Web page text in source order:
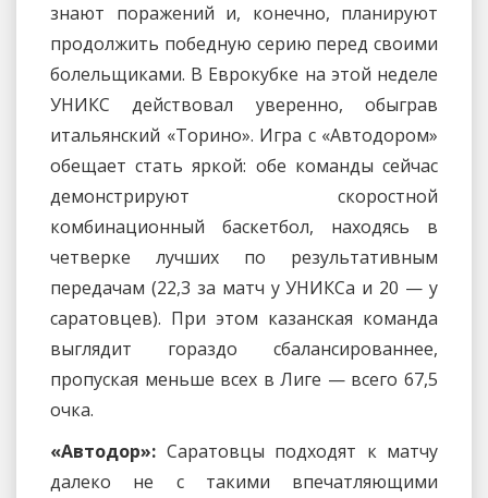
знают поражений и, конечно, планируют
продолжить победную серию перед своими
болельщиками. В Еврокубке на этой неделе
УНИКС действовал уверенно, обыграв
итальянский «Торино». Игра с «Автодором»
обещает стать яркой: обе команды сейчас
демонстрируют скоростной
комбинационный баскетбол, находясь в
четверке лучших по результативным
передачам (22,3 за матч у УНИКСа и 20 — у
саратовцев). При этом казанская команда
выглядит гораздо сбалансированнее,
пропуская меньше всех в Лиге — всего 67,5
очка.
«Автодор»: Саратовцы подходят к матчу
далеко не с такими впечатляющими